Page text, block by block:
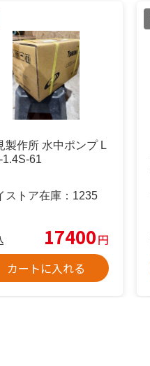
製作所 水中ポンプ L
1.4S-61
ストア在庫： 1235
17400円
カートに入れる